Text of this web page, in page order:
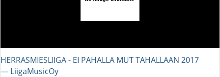
HERRASMIESLIIGA - EI PAHALLA MUT TAHALLAAN 2017
― LiigaMusicOy